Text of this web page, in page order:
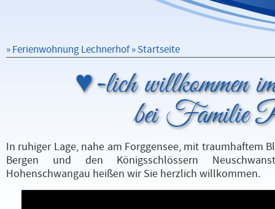
» Ferienwohnung Lechnerhof» Startseite
♥-lich willkommen
bei Familie
In ruhiger Lage, nahe am Forggensee, mit traumhaftem
Bergen und den Königsschlössern
Hohenschwangau heißen wir Sie herzlich willkommen.